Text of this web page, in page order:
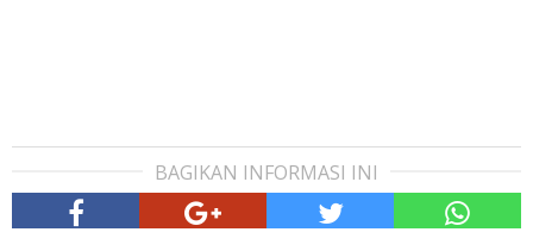
BAGIKAN INFORMASI INI